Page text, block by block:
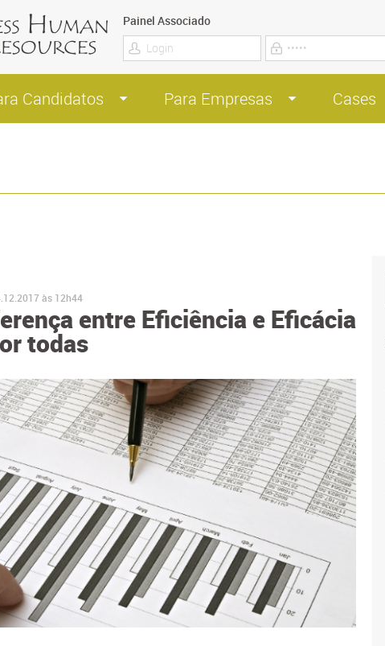
Painel Associado
Candidatos Para Empresas Cases
às 12h44
entre Eficiência e Eficácia
todas